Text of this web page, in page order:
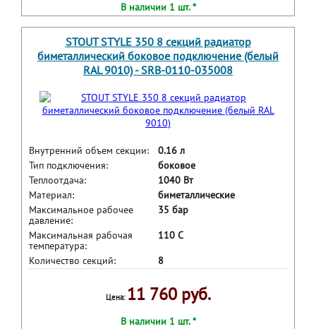
В наличии 1 шт. *
STOUT STYLE 350 8 секций радиатор
биметаллический боковое подключение (белый
RAL 9010) - SRB-0110-035008
Внутренний объем секции:
0.16 л
Тип подключения:
боковое
Теплоотдача:
1040 Вт
Материал:
биметаллические
Максимальное рабочее
давление:
35 бар
Максимальная рабочая
температура:
110 С
Количество секций:
8
Цена: 11 760 руб.
В наличии 1 шт. *